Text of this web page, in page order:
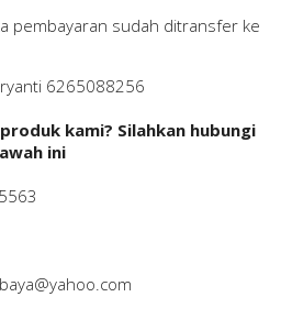
pembayaran sudah ditransfer ke
6265088256
kami? Silahkan hubungi
ini